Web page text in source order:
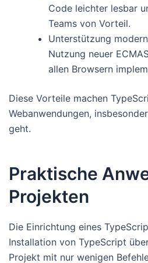
Code leichter lesbar
Teams von Vorteil.
Unterstützung
Nutzung neuer
allen Browsern
Diese Vorteile machen
Webanwendungen,
geht.
Praktische
Projekten
Die Einrichtung eines
Installation von TypeScript
Projekt mit nur wenigen